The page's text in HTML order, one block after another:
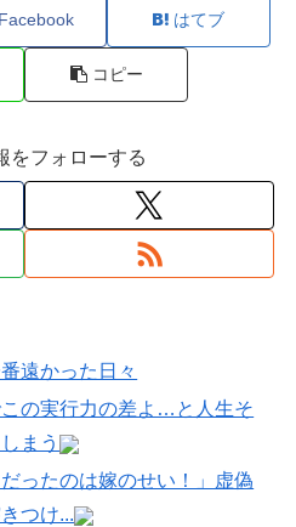
Facebook はてブ
コピー
をフォローする
遠かった日々
の実行力の差よ…と人生そ
まう
ったのは嫁のせい！」虚偽
つけ...